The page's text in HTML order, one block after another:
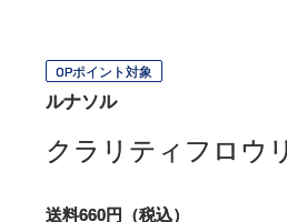
OPポイント対象
ルナソル
クラリティフロウ
送料660円（税込）